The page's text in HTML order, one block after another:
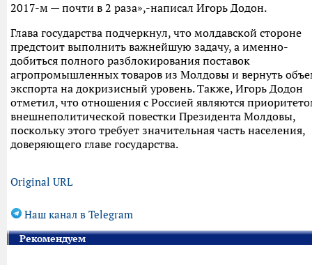
2017-м — почти в 2 раза»,-написал Игорь Додон.
Глава государства подчеркнул, что молдавской стороне
предстоит выполнить важнейшую задачу, а именно-
добиться полного разблокирования поставок
агропромышленных товаров из Молдовы и вернуть
экспорта на докризисный уровень. Также, Игорь Додон
отметил, что отношения с Россией являются
внешнеполитической повестки Президента Молдовы,
поскольку этого требует значительная часть населения,
доверяющего главе государства.
Original URL
Наш канал в Telegram
Рекомендуем